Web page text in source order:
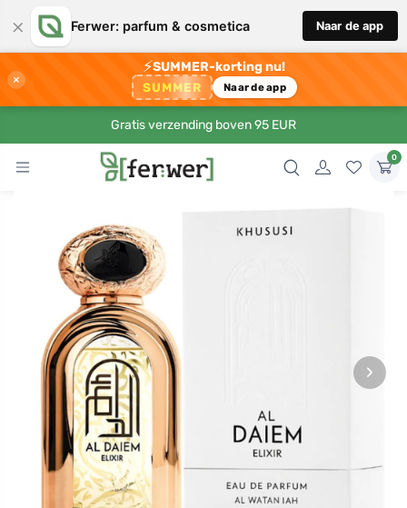
× Ferwer: parfum & cosmetica Naar de app
×
⚡SUMMER-korting nu!
SUMMER Naar de app
Gratis verzending boven 95 EUR
0
›